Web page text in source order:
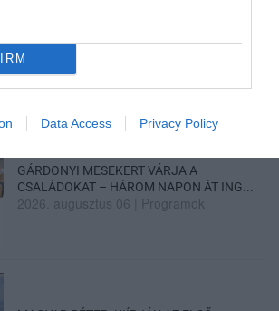
Data Access Privacy Policy
ASSZONYT A HATVANI KÓR...
2026. augusztus 06
GÁRDONYI MESEKERT VÁRJA A
CSALÁDOKAT – HÁROM NAPON ÁT ING...
2026. augusztus 06 Programok